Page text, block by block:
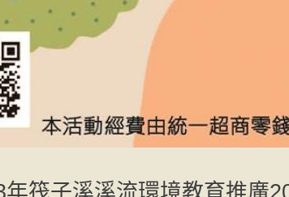
年筏子溪溪流環境教育推廣